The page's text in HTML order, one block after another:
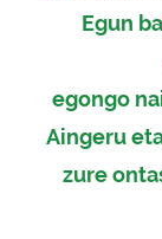
Egun
egongo
Aingeru
zure